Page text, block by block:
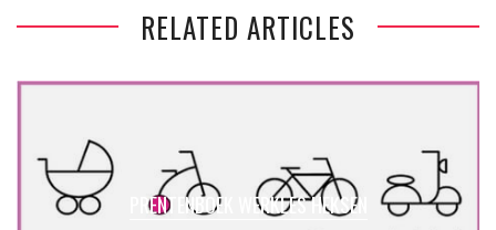
RELATED ARTICLES
PRENTENBOEK WERKLES HEKSEN